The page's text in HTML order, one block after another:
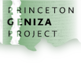
לתוכןהבית